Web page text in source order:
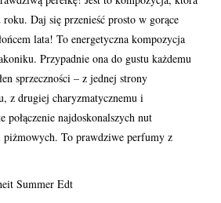
roku. Daj się przenieść prosto w gorące
lata! To energetyczna kompozycja
Przypadnie ona do gustu każdemu
sprzeczności – z jednej strony
z drugiej charyzmatycznemu i
połączenie najdoskonalszych nut
To prawdziwe perfumy z